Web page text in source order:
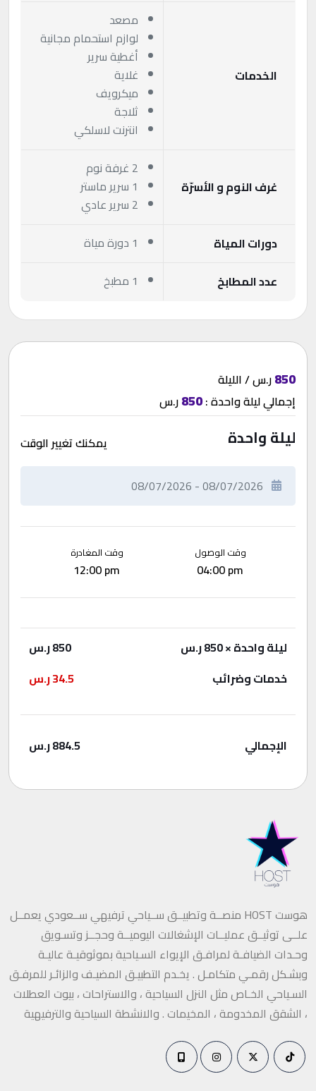
الخدمات
مصعد
لوازم استحمام مجانية
أغطية سرير
غلاية
ميكرويف
ثلاجة
انترنت لاسلكي
غرف النوم و الأسرّة
2 غرفة نوم
1 سرير ماستر
2 سرير عادي
دورات المياة
1 دورة مياة
عدد المطابخ
1 مطبخ
850ر.س / الليلة
إجماليليلة واحدة:
850ر.س
ليلة واحدة يمكنك تغيير الوقت
وقت الوصول
04:00 pm
وقت المغادرة
12:00 pm
ليلة واحدة× 850 ر.س 850ر.س
خدمات وضرائب
34.5ر.س
الإجمالي 884.5ر.س
هوست HOST منصــة وتطبيــق ســياحي ترفيهي ســعودي يعمــل
علــى توثيــق عمليــات الإشغالات اليوميــة وحجــز وتسـويق
وحـدات الضيافـة لمرافـق الإيواء السـياحية بموثوقيـة عاليـة
وبشـكل رقمـي متكامـل . يخـدم التطبيـق المضيـف والزائـر للمرفـق
السـياحي الخـاص مثل النزل السياحية ، والاستراحات ، بيوت العطلات
، الشقق المخدومة ، المخيمات . والانشطة السياحية والترفيهية